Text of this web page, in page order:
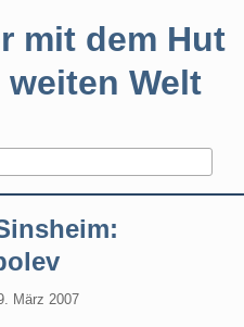
mit dem Hut
Welt
März 2007